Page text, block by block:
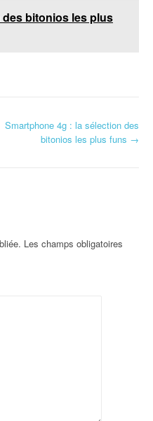
des bitonios les plus
Smartphone 4g : la sélection des
bitonios les plus funs →
Les champs obligatoires